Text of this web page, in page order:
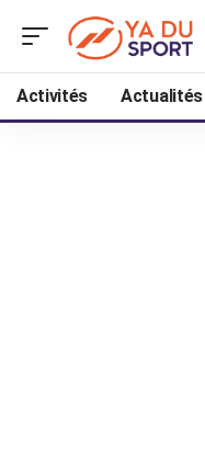
Activités Actualités